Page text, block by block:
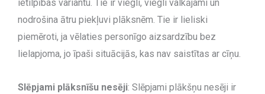
ietilpības variantu. Tie ir viegli, viegli valkājami un
nodrošina ātru piekļuvi plāksnēm. Tie ir lieliski
piemēroti, ja vēlaties personīgo aizsardzību bez
lielapjoma, jo īpaši situācijās, kas nav saistītas ar cīņu.
Slēpjami plāksnīšu nesēji: Slēpjami plākšņu nesēji ir